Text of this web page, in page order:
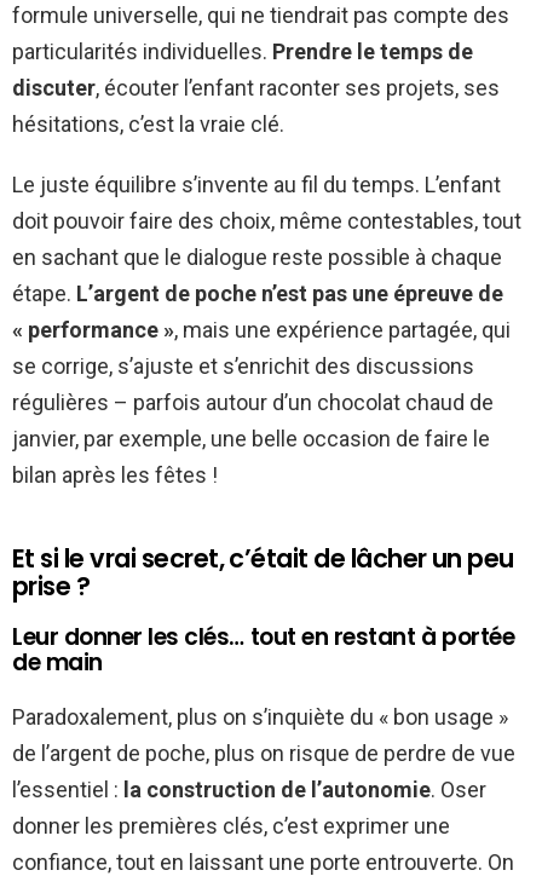
formule universelle, qui ne tiendrait pas compte des
particularités individuelles. Prendre le temps de
discuter, écouter l’enfant raconter ses projets, ses
hésitations, c’est la vraie clé.
Le juste équilibre s’invente au fil du temps. L’enfant
doit pouvoir faire des choix, même contestables, tout
en sachant que le dialogue reste possible à chaque
étape. L’argent de poche n’est pas une épreuve de
« performance », mais une expérience partagée, qui
se corrige, s’ajuste et s’enrichit des discussions
régulières – parfois autour d’un chocolat chaud de
janvier, par exemple, une belle occasion de faire le
bilan après les fêtes !
Et si le vrai secret, c’était de lâcher un peu
prise ?
Leur donner les clés… tout en restant à portée
de main
Paradoxalement, plus on s’inquiète du « bon usage »
de l’argent de poche, plus on risque de perdre de vue
l’essentiel : la construction de l’autonomie. Oser
donner les premières clés, c’est exprimer une
confiance, tout en laissant une porte entrouverte. On